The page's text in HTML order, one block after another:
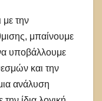
την
μπαίνουμε
υποβάλλουμε
και την
ανάλυση